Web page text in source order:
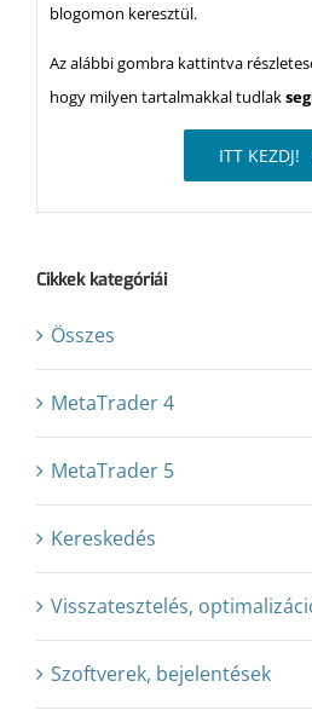
blogomon keresztül.
Az alábbi gombra kattintva
hogy milyen tartalmakkal tudlak
ITT KEZDJ!
Cikkek kategóriái
Összes
MetaTrader 4
MetaTrader 5
Kereskedés
Visszatesztelés,
Szoftverek, bejelentések